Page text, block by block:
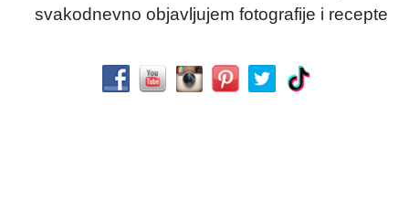
svakodnevno objavljujem fotografije i recepte